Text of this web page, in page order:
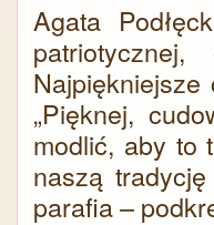
Agata
„Pięknej,
modlić, aby to
naszą
parafia –